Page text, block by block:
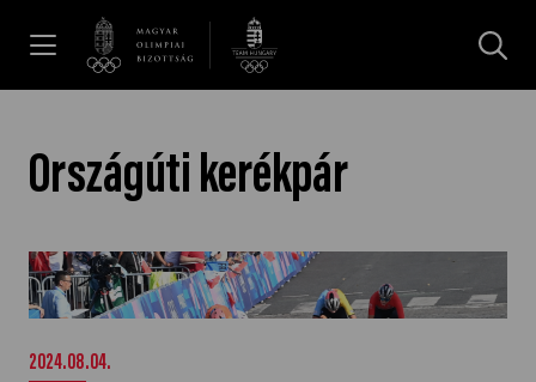
Dakar 2026
Országúti kerékpár
VIDEÓ: Íme a célfotó Vas Kata Blanka
befutójáról" />
2024.08.04.